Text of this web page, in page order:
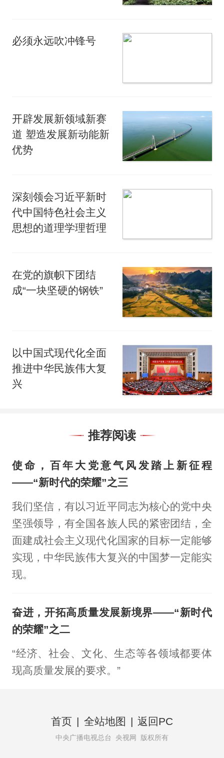
必须永远吹冲锋号
开辟发展新领域新赛
道 塑造发展新动能新
优势
深刻领会习近平新时
代中国特色社会主义
思想的道理学理哲理
在党的旗帜下团结
成“一块坚硬的钢铁”
以中国式现代化全面
推进中华民族伟大复
兴
推荐阅读
使命，百年大党意气风发踏上新征程
——“新时代的荣耀”之三
我们坚信，有以习近平同志为核心的党中央
坚强领导，有全国各族人民的紧密团结，全
面建成社会主义现代化国家的目标一定能够
实现，中华民族伟大复兴的中国梦一定能实
现。
奋进，开拓高质量发展新境界——“新时代
的荣耀”之二
“经济、社会、文化、生态等各领域都要体
现高质量发展的要求。”
首页 | 全站地图 | 返回PC
中央广播电视总台 央视网 版权所有